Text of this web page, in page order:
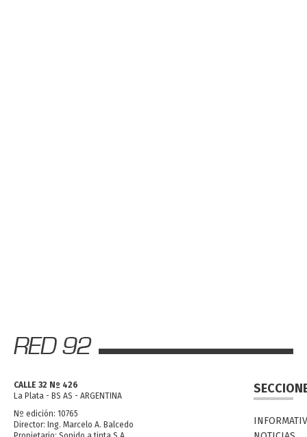
CALLE 32 Nº 426
La Plata - BS AS - ARGENTINA
Nº edición: 10765
Director: Ing. Marcelo A. Balcedo